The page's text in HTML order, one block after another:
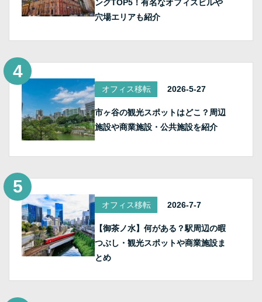
ングTOP5！有名なオフィスビルや
穴場エリアも紹介
オフィス移転 2026-5-27
市ヶ谷の観光スポットはどこ？周辺
施設や商業施設・公共施設を紹介
オフィス移転 2026-7-7
【御茶ノ水】何がある？駅周辺の暇
つぶし・観光スポットや商業施設ま
とめ